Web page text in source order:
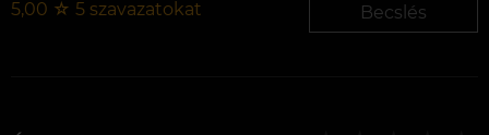
5,00 ☆ 5 szavazatokat Becslés